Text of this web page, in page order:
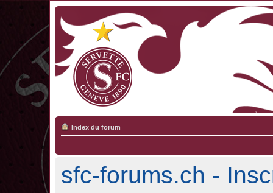
Index du forum
sfc-forums.ch -